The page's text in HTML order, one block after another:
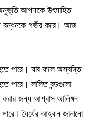
আপনাকে উৎসাহিত
বন্ধনকে গভীর করে। আজ
পারে। যার ফলে অস্বস্তি
পারে। লালিত বন্ডগুলো
করার জন্য আশ্বাস আলিঙ্গন
ধৈর্যের আহ্বান জানানো